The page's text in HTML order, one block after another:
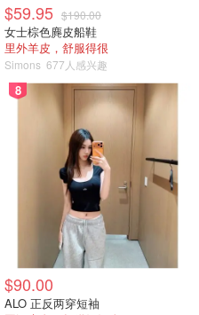
，版权属于原作者
图来自crosscut）
快报，版权归原作者所
$59.95 $190.00
女士棕色麂皮船鞋
里外羊皮，舒服得很
Simons 677人感兴趣
8
$90.00
ALO 正反两穿短袖